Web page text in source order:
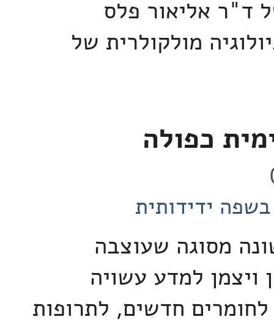
ד"ר אליאור פלס
מולקולרית של
כפולה
ידידותית
מסוגה שעוצבה
ויצמן למדע עשויה
חדשים, לתרופות